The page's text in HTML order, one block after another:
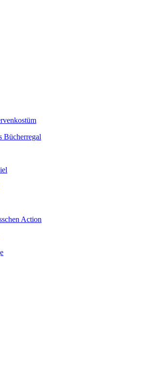
Bücherregal
Action